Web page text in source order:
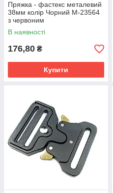
Пряжка - фастекс металевий
38мм колір Чорний М-23564
з червоним
В наявності
176,80 ₴
Купити